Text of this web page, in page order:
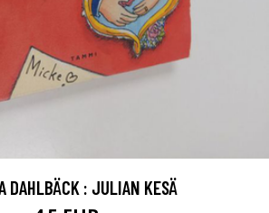
DAHLBÄCK : JULIAN KESÄ